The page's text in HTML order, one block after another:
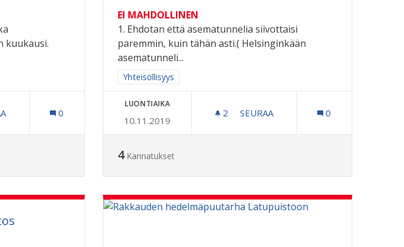
kuukausi.
0
EI MAHDOLLINEN
1. Ehdotan että asematunnelia siivottaisi
paremmin, kuin tähän asti.( Helsinginkään
asematunneli...
Rajaa tulokset aihepiirin mukaan: Yhteisöllisyys
Yhteisöllisyys
LUONTIAIKA
10.11.2019
2 2 SEURAAJAA
SEURAA 0
4 Kannatukset